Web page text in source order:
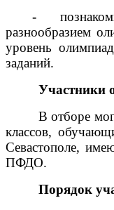
-
разнообразием
уровень
заданий.
Участники
В отборе
классов,
Севастополе,
ПФДО.
Порядок